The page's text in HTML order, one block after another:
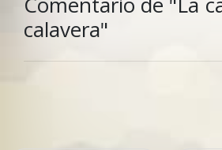
calavera"